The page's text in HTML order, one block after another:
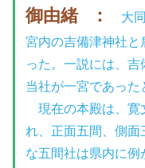
御由緒 ：
大
宮内の吉備津神社と
った。一説には、吉
当社が一宮であった
現在の本殿は、寛
れ、正面五間、側
な五間社は県内に